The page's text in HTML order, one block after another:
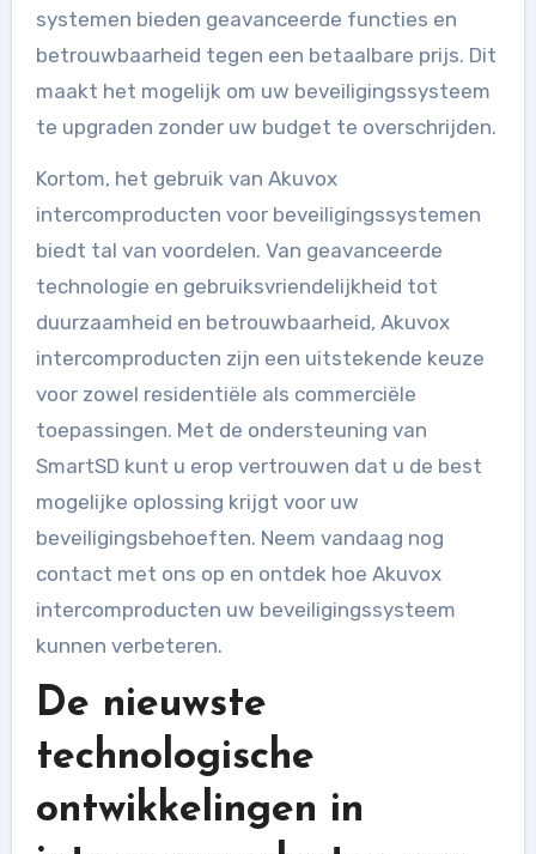
systemen bieden geavanceerde functies en
betrouwbaarheid tegen een betaalbare prijs. Dit
maakt het mogelijk om uw beveiligingssysteem
te upgraden zonder uw budget te overschrijden.
Kortom, het gebruik van Akuvox
intercomproducten voor beveiligingssystemen
biedt tal van voordelen. Van geavanceerde
technologie en gebruiksvriendelijkheid tot
duurzaamheid en betrouwbaarheid, Akuvox
intercomproducten zijn een uitstekende keuze
voor zowel residentiële als commerciële
toepassingen. Met de ondersteuning van
SmartSD kunt u erop vertrouwen dat u de best
mogelijke oplossing krijgt voor uw
beveiligingsbehoeften. Neem vandaag nog
contact met ons op en ontdek hoe Akuvox
intercomproducten uw beveiligingssysteem
kunnen verbeteren.
De nieuwste
technologische
ontwikkelingen in